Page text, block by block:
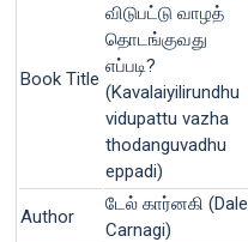
Book Title
விடுபட்டு வாழத்
தொடங்குவது
எப்படி?
(Kavalaiyilirundhu
vidupattu vazha
thodanguvadhu
eppadi)
Author
டேல் கார்னகி (Dale
Carnagi)